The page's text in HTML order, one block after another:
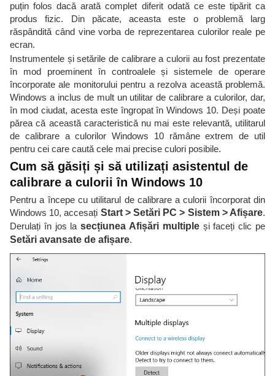
o
n
puțin folos dacă arată complet diferit odată ce este tipărit ca
produs fizic. Din păcate, aceasta este o problemă larg
răspândită când vine vorba de reprezentarea culorilor reale pe
ecran.
Instrumentele și setările de calibrare a culorii au fost prezentate
în mod proeminent în controalele și sistemele de operare
încorporate ale monitorului pentru a rezolva această problemă.
Windows a inclus de mult un utilitar de calibrare a culorilor, dar,
în mod ciudat, acesta este îngropat în Windows 10. Deși poate
părea că această caracteristică nu mai este relevantă, utilitarul
de calibrare a culorilor Windows 10 rămâne extrem de util
pentru cei care caută cele mai precise culori posibile.
Cum să găsiți și să utilizați asistentul de
calibrare a culorii în Windows 10
Pentru a începe cu utilitarul de calibrare a culorii încorporat din
Windows 10, accesați Start > Setări PC > Sistem > Afișare.
Derulați în jos lasecțiunea Afișări multipleși faceți clic pe
Setări avansate de afișare.